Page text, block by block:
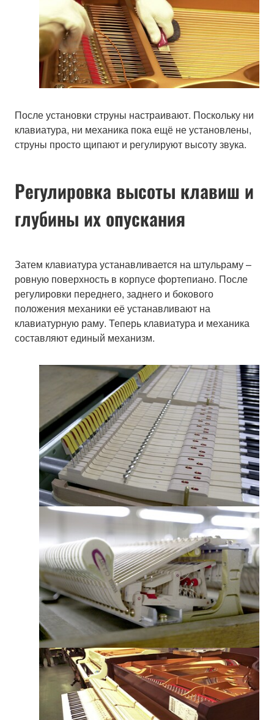
После установки струны настраивают. Поскольку ни
клавиатура, ни механика пока ещё не установлены,
струны просто щипают и регулируют высоту звука.
Регулировка высоты клавиш и
глубины их опускания
Затем клавиатура устанавливается на штульраму –
ровную поверхность в корпусе фортепиано. После
регулировки переднего, заднего и бокового
положения механики её устанавливают на
клавиатурную раму. Теперь клавиатура и механика
составляют единый механизм.